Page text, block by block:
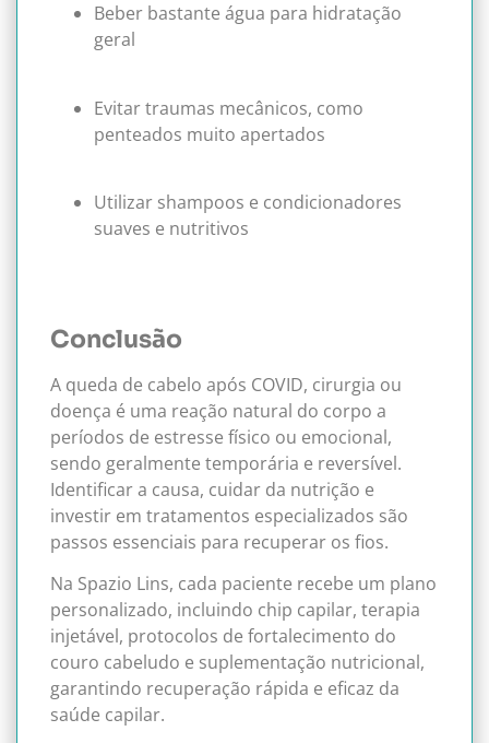
Beber bastante água para hidratação
geral
Evitar traumas mecânicos, como
penteados muito apertados
Utilizar shampoos e condicionadores
suaves e nutritivos
Conclusão
A queda de cabelo após COVID, cirurgia ou
doença é uma reação natural do corpo a
períodos de estresse físico ou emocional,
sendo geralmente temporária e reversível.
Identificar a causa, cuidar da nutrição e
investir em tratamentos especializados são
passos essenciais para recuperar os fios.
Na Spazio Lins, cada paciente recebe um plano
personalizado, incluindo chip capilar, terapia
injetável, protocolos de fortalecimento do
couro cabeludo e suplementação nutricional,
garantindo recuperação rápida e eficaz da
saúde capilar.